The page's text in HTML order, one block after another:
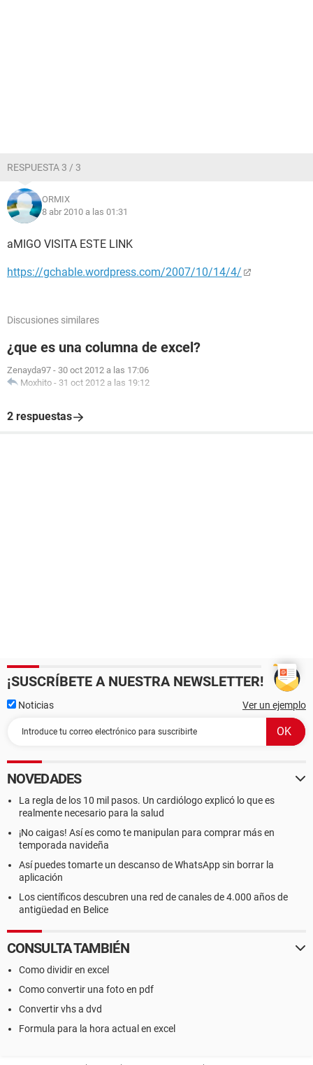
RESPUESTA 3 / 3
ORMIX
8 abr 2010 a las 01:31
aMIGO VISITA ESTE LINK
https://gchable.wordpress.com/2007/10/14/4/
Discusiones similares
¿que es una columna de excel?
Zenayda97 - 30 oct 2012 a las 17:06
Moxhito - 31 oct 2012 a las 19:12
2 respuestas
¡SUSCRÍBETE A NUESTRA NEWSLETTER!
Noticias Ver un ejemplo
NOVEDADES
La regla de los 10 mil pasos. Un cardiólogo explicó lo que es
realmente necesario para la salud
¡No caigas! Así es como te manipulan para comprar más en
temporada navideña
Así puedes tomarte un descanso de WhatsApp sin borrar la
aplicación
Los científicos descubren una red de canales de 4.000 años de
antigüedad en Belice
CONSULTA TAMBIÉN
Como dividir en excel
Como convertir una foto en pdf
Convertir vhs a dvd
Formula para la hora actual en excel